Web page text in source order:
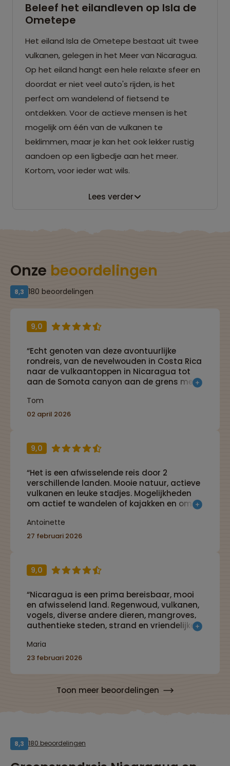
Beleef het eilandleven op Isla de
Ometepe
Het eiland Isla de Ometepe bestaat uit twee
vulkanen, gelegen in het Meer van Nicaragua.
Op het eiland hangt een hele relaxte sfeer en
doordat er niet veel auto's rijden, is het
perfect om wandelend of fietsend te
ontdekken. Voor de actieve mensen is het
mogelijk om één van de vulkanen te
beklimmen, maar je kan het ook lekker rustig
aandoen op een ligbedje aan het meer.
Kortom, voor ieder wat wils.
Lees verder
Onze beoordelingen
8,3 180 beoordelingen
9,0
“Echt genoten van deze avontuurlijke
rondreis, van de nevelwouden in Costa Rica
naar de vulkaantoppen in Nicaragua tot
aan de Somota canyon aan de grens met
tochten op het water, de zonsondergangen,
maar vooral het spotten van zeldzame
Tom
02 april 2026
9,0
“Het is een afwisselende reis door 2
verschillende landen. Mooie natuur, actieve
vulkanen en leuke stadjes. Mogelijkheden
om actief te wandelen of kajakken en om
Antoinette
27 februari 2026
9,0
“Nicaragua is een prima bereisbaar, mooi
en afwisselend land. Regenwoud, vulkanen,
vogels, diverse andere dieren, mangroves,
authentieke steden, strand en vriendelijke
Maria
23 februari 2026
Toon meer beoordelingen
8,3 180 beoordelingen